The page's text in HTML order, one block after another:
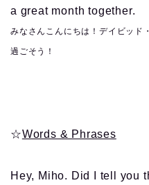
a great month together.
みなさんこんにちは！デイビッド
過ごそう！
☆Words & Phrases
Hey, Miho. Did I tell you